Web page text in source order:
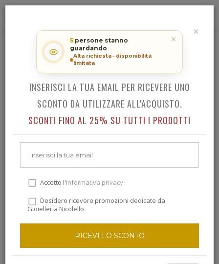
GIOVANNI RASPINI DROPS
5 persone stanno
guardando
Alta richiesta · disponibilità
limitata
✕
×
RICEVI LO SCONTO SUL TUO
ACQUISTO!
INSERISCI LA TUA EMAIL PER RICEVERE UNO
SCONTO DA UTILIZZARE ALL'ACQUISTO.
SCONTI FINO AL 25% SU TUTTI I PRODOTTI
Accetto l'informativa privacy
Desidero ricevere promozioni dedicate da
Gioielleria Nicolello
RICEVI LO SCONTO